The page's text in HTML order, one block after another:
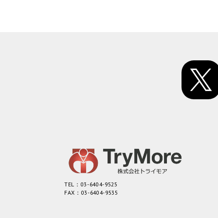
TEL：03-6404-9525
FAX：03-6404-9535